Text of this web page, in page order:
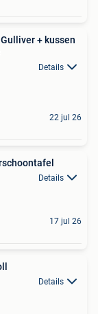
+ kussen
Details
22 jul 26
Details
17 jul 26
Details